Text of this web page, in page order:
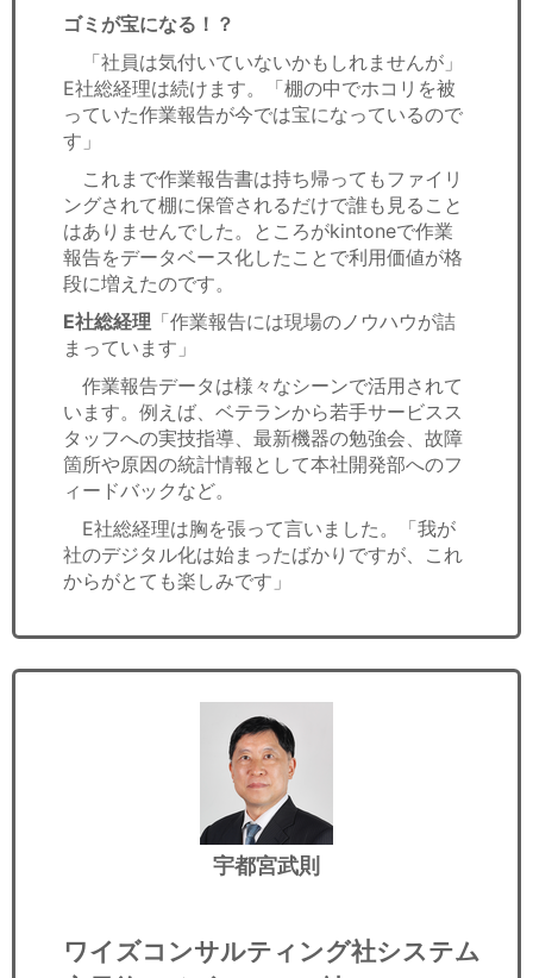
ゴミが宝になる！？
「社員は気付いていないかもしれませんが」
E社総経理は続けます。「棚の中でホコリを被
っていた作業報告が今では宝になっているので
す」
これまで作業報告書は持ち帰ってもファイリ
ングされて棚に保管されるだけで誰も見ること
はありませんでした。ところがkintoneで作業
報告をデータベース化したことで利用価値が格
段に増えたのです。
E社総経理 「作業報告には現場のノウハウが詰
まっています」
作業報告データは様々なシーンで活用されて
います。例えば、ベテランから若手サービスス
タッフへの実技指導、最新機器の勉強会、故障
箇所や原因の統計情報として本社開発部へのフ
ィードバックなど。
E社総経理は胸を張って言いました。「我が
社のデジタル化は始まったばかりですが、これ
からがとても楽しみです」
宇都宮武則
ワイズコンサルティング社システム